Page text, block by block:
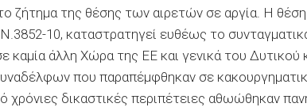
ζήτημα της θέσης των αιρετών σε αργία. Η
10, καταστρατηγεί ευθέως το
καμία άλλη Χώρα της ΕΕ και γενικά του
που παραπέμφθηκαν σε
δικαστικές περιπέτειες αθωώθηκαν